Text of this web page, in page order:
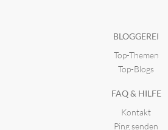
BLOGGEREI
Top-Themen
Top-Blogs
FAQ & HILFE
Kontakt
Ping senden